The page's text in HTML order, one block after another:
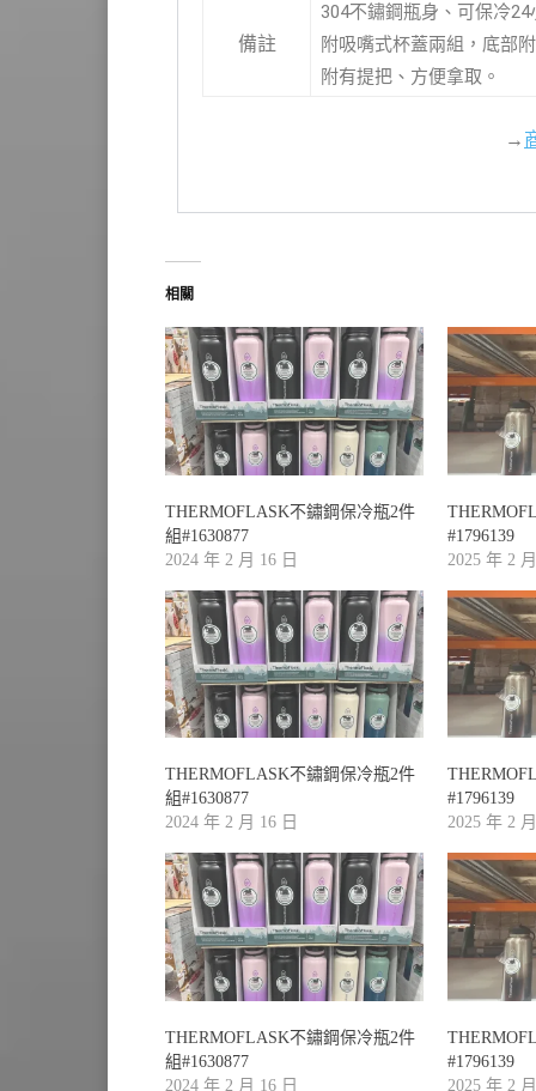
備註
304不鏽鋼瓶身、可保冷
附吸嘴式杯蓋兩組，底部
附有提把、方便拿取。
→
相關
THERMOFLASK不鏽鋼保冷瓶2件
組#1630877
2024 年 2 月 16 日
#1796139
2025 年 2
THERMOFLASK不鏽鋼保冷瓶2件
組#1630877
2024 年 2 月 16 日
#1796139
2025 年 2
THERMOFLASK不鏽鋼保冷瓶2件
組#1630877
2024 年 2 月 16 日
#1796139
2025 年 2